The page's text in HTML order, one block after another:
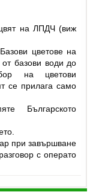
на ЛПДЧ (виж
цветове на
базови води до
на цветови
се прилага само
Българското
при завършване
с операто